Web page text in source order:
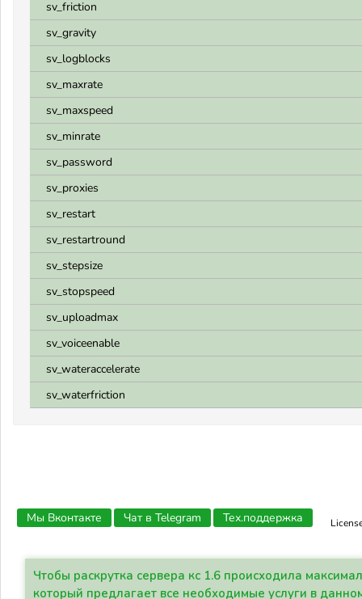
sv_friction
sv_gravity
sv_logblocks
sv_maxrate
sv_maxspeed
sv_minrate
sv_password
sv_proxies
sv_restart
sv_restartround
sv_stepsize
sv_stopspeed
sv_uploadmax
sv_voiceenable
sv_wateraccelerate
sv_waterfriction
Мы Вконтакте Чат в Telegram Тех.поддержка
Чтобы раскрутка сервера кс 1.6 происходила
который предлагает все необходимые услуги в